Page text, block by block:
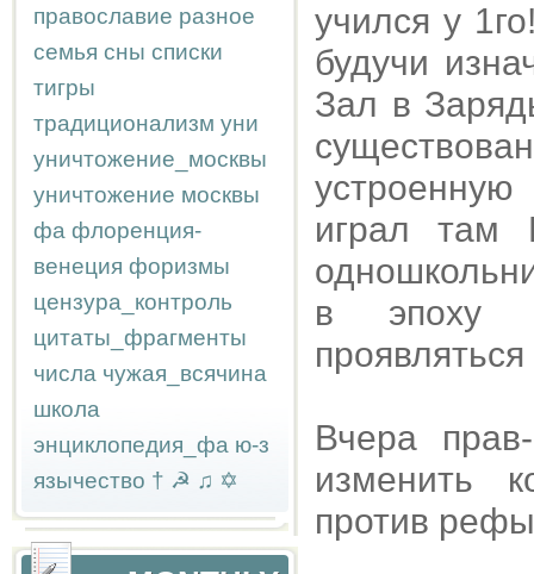
православие разное
семья сны списки
тигры
традиционализм уни
уничтожение_москвы
уничтожение москвы
фа флоренция-
венеция форизмы
цензура_контроль
цитаты_фрагменты
числа чужая_всячина
школа
энциклопедия_фа ю-з
язычество † ☭ ♫ ✡
учился у
будучи
Зал в
играл там
в эпоху
Вчера
изменить
против